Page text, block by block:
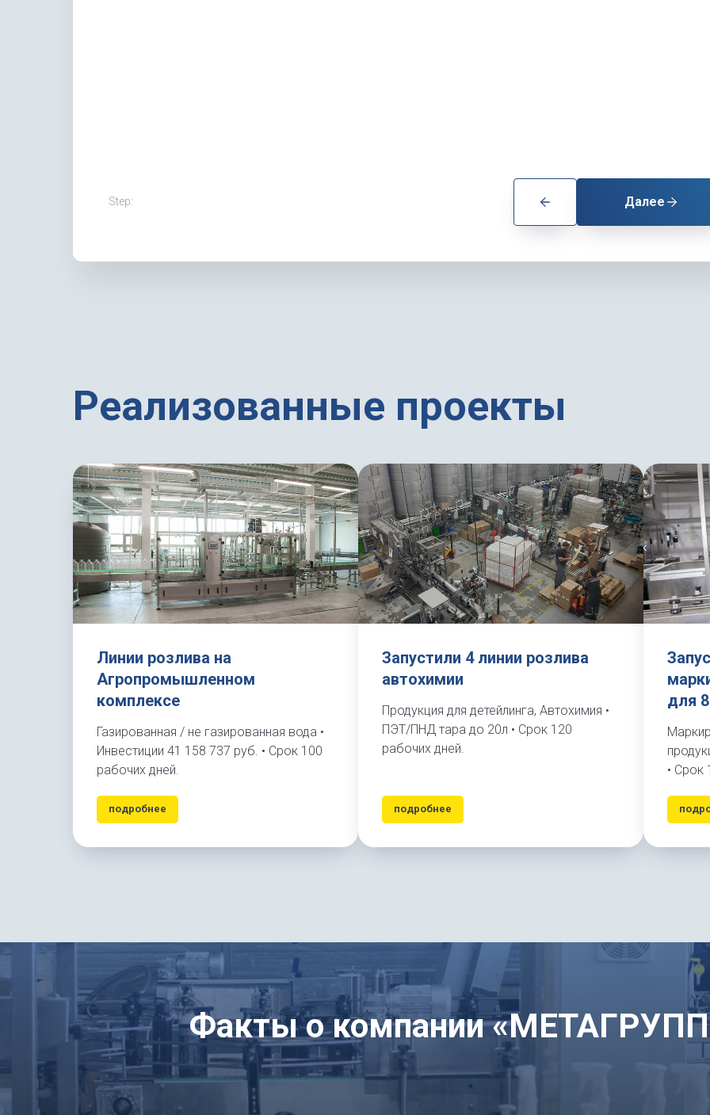
Step: Далее
Реализованные проекты
Линии розлива на
Агропромышленном
комплексе
Газированная / не газированная вода •
Инвестиции 41 158 737 руб. • Срок 100
рабочих дней.
подробнее
Запустили 4 линии розлива
автохимии
Продукция для детейлинга, Автохимия •
ПЭТ/ПНД тара до 20л • Срок 120
рабочих дней.
подробнее
для
• Срок
Факты о компании